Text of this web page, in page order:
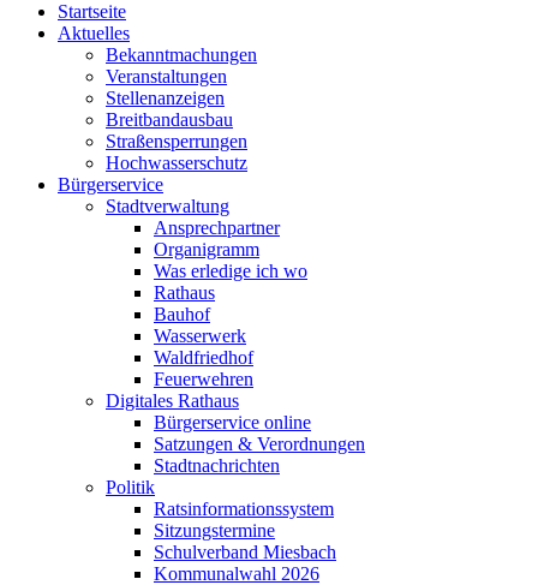
Startseite
Aktuelles
Bekanntmachungen
Veranstaltungen
Stellenanzeigen
Breitbandausbau
Straßensperrungen
Hochwasserschutz
Bürgerservice
Stadtverwaltung
Ansprechpartner
Organigramm
Was erledige ich wo
Rathaus
Bauhof
Wasserwerk
Waldfriedhof
Feuerwehren
Digitales Rathaus
Bürgerservice online
Satzungen & Verordnungen
Stadtnachrichten
Politik
Ratsinformationssystem
Sitzungstermine
Schulverband Miesbach
Kommunalwahl 2026